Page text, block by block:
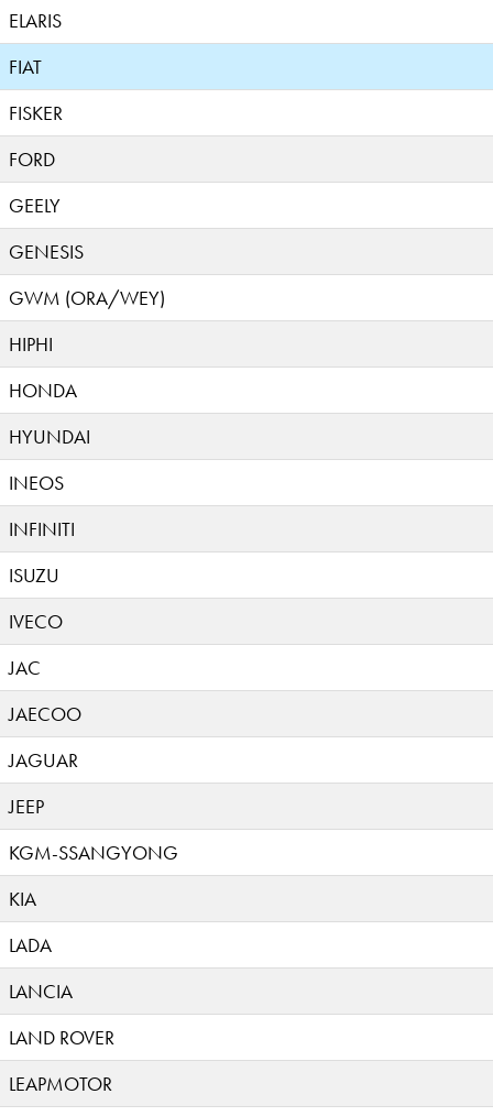
ELARIS
FIAT
FISKER
FORD
GEELY
GENESIS
GWM (ORA/WEY)
HIPHI
HONDA
HYUNDAI
INEOS
INFINITI
ISUZU
IVECO
JAC
JAECOO
JAGUAR
JEEP
KGM-SSANGYONG
KIA
LADA
LANCIA
LAND ROVER
LEAPMOTOR